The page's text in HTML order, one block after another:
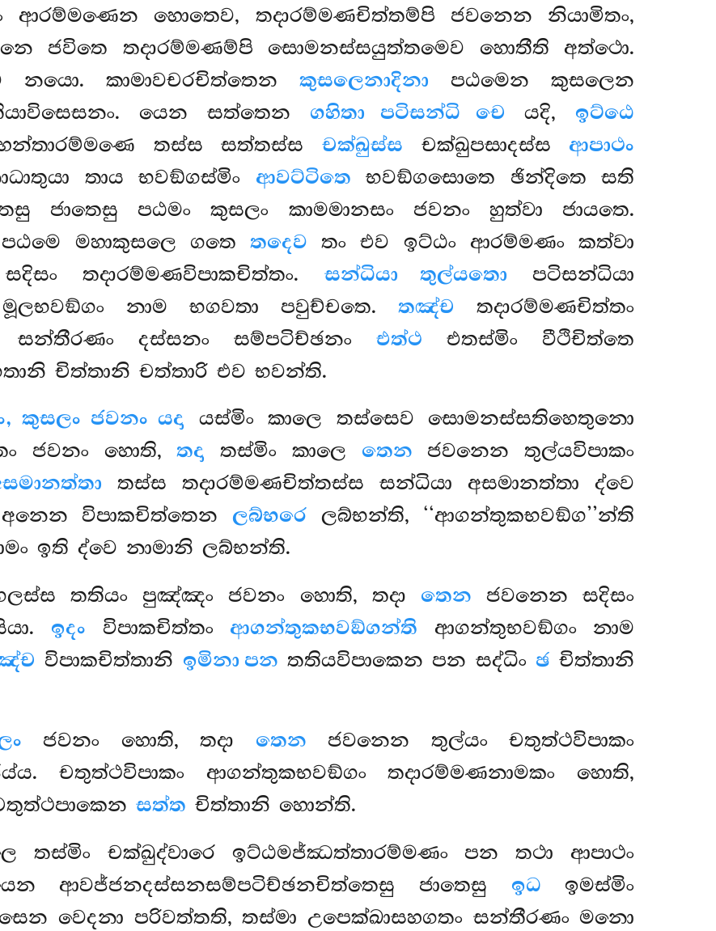
ආරම්මණෙන හොතෙව, තදාරම්මණචිත්තම්පි ජවනෙන නියාමිතං,
ජවිතෙ තදාරම්මණම්පි සොමනස්සයුත්තමෙව හොතීති අත්ථො.
නයො. කාමාවචරචිත්තෙනකුසලෙනාදිනා පඨමෙන කුසලෙන
යෙන සත්තෙන ගහිතා පටිසන්ධි චෙ යදි, ඉට්ඨෙ
තස්ස සත්තස්ස චක්ඛුස්ස චක්ඛුපසාදස්ස ආපාථං
තාය භවඞ්ගස්මිං ආවට්ටිතෙ භවඞ්ගසොතෙ ඡින්දිතෙ සති
ජාතෙසු පඨමං කුසලං කාමමානසං ජවනං හුත්වා ජායතෙ.
මහාකුසලෙ ගතෙ තදෙව තං එව ඉට්ඨං ආරම්මණං කත්වා
තදාරම්මණවිපාකචිත්තං.සන්ධියා තුල්යතො පටිසන්ධියා
නාම භගවතා පවුච්චතෙ.තඤ්ච තදාරම්මණචිත්තං
සන්තීරණං දස්සනං සම්පටිච්ඡනංඑත්ථ එතස්මිං වීථිචිත්තෙ
චිත්තානි චත්තාරි එව භවන්ති.
කුසලං ජවනං යදා යස්මිං කාලෙ තස්සෙව සොමනස්සතිහෙතුනො
ජවනං හොති,තදා තස්මිං කාලෙ තෙන ජවනෙන තුල්යවිපාකං
තස්ස තදාරම්මණචිත්තස්ස සන්ධියා අසමානත්තාද්වෙ
විපාකචිත්තෙන ලබ්භරෙලබ්භන්ති, ‘‘ආගන්තුකභවඞ්ග’’න්ති
ඉති ද්වෙ නාමානි ලබ්භන්ති.
තතියං පුඤ්ඤං ජවනං හොති, තදා තෙන ජවනෙන සදිසං
ඉදං විපාකචිත්තං ආගන්තුකභවඞ්ගන්ති ආගන්තුභවඞ්ගං නාම
විපාකචිත්තානි ඉමිනා පන තතියවිපාකෙන පන සද්ධිං ඡ චිත්තානි
ජවනං හොති, තදා තෙන ජවනෙන තුල්යං චතුත්ථවිපාකං
චතුත්ථවිපාකං ආගන්තුකභවඞ්ගං තදාරම්මණනාමකං හොති,
සත්ත චිත්තානි හොන්ති.
තස්මිං චක්ඛුද්වාරෙ ඉට්ඨමජ්ඣත්තාරම්මණං පන තථා ආපාථං
ආවජ්ජනදස්සනසම්පටිච්ඡනචිත්තෙසු ජාතෙසු ඉධ ඉමස්මිං
වෙදනා පරිවත්තති, තස්මා උපෙක්ඛාසහගතං සන්තීරණං මනො